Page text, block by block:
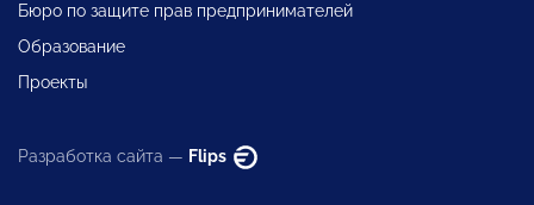
Бюро по защите прав предпринимателей
Образование
Проекты
Разработка сайта — Flips